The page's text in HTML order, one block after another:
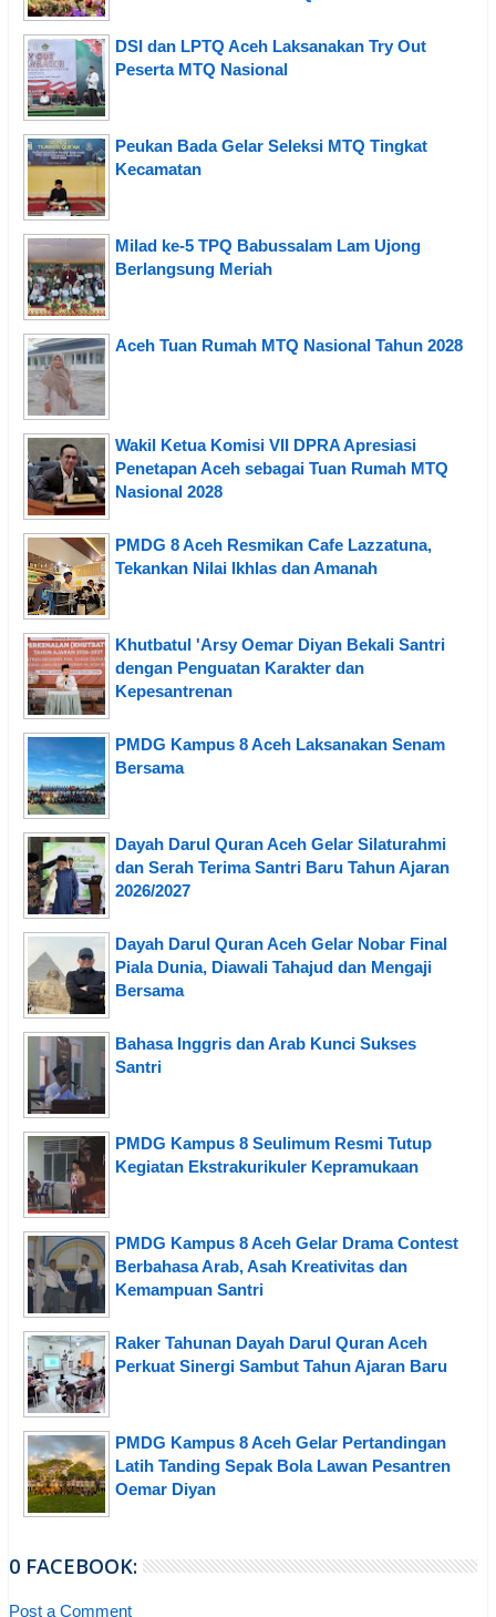
DSI dan LPTQ Aceh Laksanakan Try Out
Peserta MTQ Nasional
Peukan Bada Gelar Seleksi MTQ Tingkat
Kecamatan
Milad ke-5 TPQ Babussalam Lam Ujong
Berlangsung Meriah
Aceh Tuan Rumah MTQ Nasional Tahun 2028
Wakil Ketua Komisi VII DPRA Apresiasi
Penetapan Aceh sebagai Tuan Rumah MTQ
Nasional 2028
PMDG 8 Aceh Resmikan Cafe Lazzatuna,
Tekankan Nilai Ikhlas dan Amanah
Khutbatul 'Arsy Oemar Diyan Bekali Santri
dengan Penguatan Karakter dan
Kepesantrenan
PMDG Kampus 8 Aceh Laksanakan Senam
Bersama
Dayah Darul Quran Aceh Gelar Silaturahmi
dan Serah Terima Santri Baru Tahun Ajaran
2026/2027
Dayah Darul Quran Aceh Gelar Nobar Final
Piala Dunia, Diawali Tahajud dan Mengaji
Bersama
Bahasa Inggris dan Arab Kunci Sukses
Santri
PMDG Kampus 8 Seulimum Resmi Tutup
Kegiatan Ekstrakurikuler Kepramukaan
PMDG Kampus 8 Aceh Gelar Drama Contest
Berbahasa Arab, Asah Kreativitas dan
Kemampuan Santri
Raker Tahunan Dayah Darul Quran Aceh
Perkuat Sinergi Sambut Tahun Ajaran Baru
PMDG Kampus 8 Aceh Gelar Pertandingan
Latih Tanding Sepak Bola Lawan Pesantren
Oemar Diyan
0 FACEBOOK:
Post a Comment